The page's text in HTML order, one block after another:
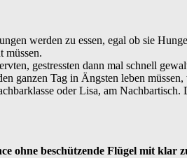
werden zu essen, egal ob sie
müssen.
gestressten dann mal schnell
ganzen Tag in Ängsten leben
oder Lisa, am
ohne beschützende Flügel mit klar